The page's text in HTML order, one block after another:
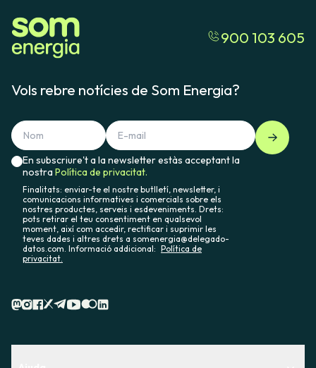
900 103 605
Vols rebre notícies de Som Energia?
En subscriure't a la newsletter estàs acceptant la
nostraPolítica de privacitat.
Finalitats: enviar-te el nostre butlletí, newsletter, i
comunicacions informatives i comercials sobre els
nostres productes, serveis i esdeveniments. Drets:
pots retirar el teu consentiment en qualsevol
moment, així com accedir, rectificar i suprimir les
teves dades i altres drets a somenergia@delegado-
datos.com. Informació addicional: Política de
privacitat.